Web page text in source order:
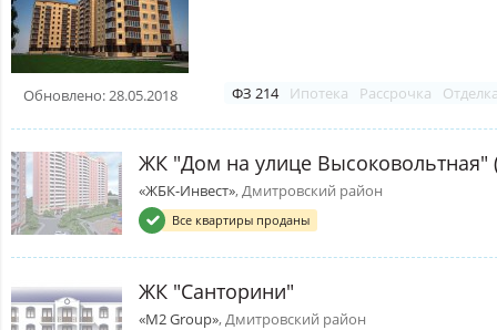
Обновлено: 28.05.2018 ФЗ 214 Ипотека Рассрочка
ЖК "Дом на улице Высоковольтная"
«ЖБК-Инвест», Дмитровский район
Все квартиры проданы
ЖК "Санторини"
«M2 Group», Дмитровский район